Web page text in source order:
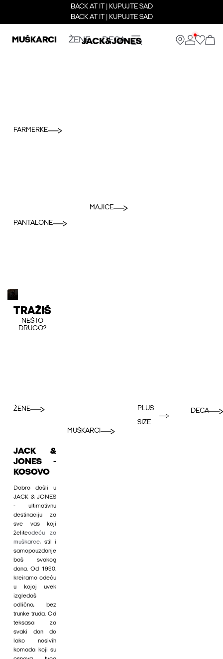
BACK AT IT | KUPUJTE SAD
BACK AT IT | KUPUJTE SAD
MUŠKARCI ŽENE DECA
FARMERKE
PANTALONE
MAJICE
TRAŽIŠ
NEŠTO
DRUGO?
ŽENE
MUŠKARCI
PLUS
SIZE
DECA
JACK &
JONES -
KOSOVO
Dobro došli u
JACK & JONES
- ultimativnu
destinaciju za
sve vas koji
želiteodeću za
muškarce, stil i
samopouzdanje
baš svakog
dana. Od 1990.
kreiramo odeću
u kojoj uvek
izgledaš
odlično, bez
trunke truda. Od
teksasa za
svaki dan do
lako nosivih
komada koji su